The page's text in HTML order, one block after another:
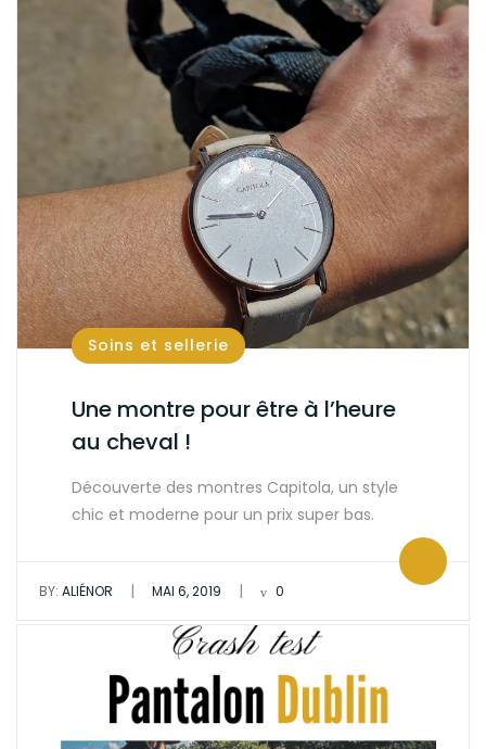
Soins et sellerie
Une montre pour être à l’heure
au cheval !
Découverte des montres Capitola, un style
chic et moderne pour un prix super bas.
BY: ALIÉNOR | MAI 6, 2019 | 0